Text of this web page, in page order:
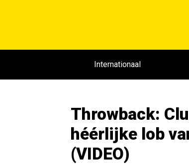
Internationaal
Throwback:
héérlijke lob
(VIDEO)